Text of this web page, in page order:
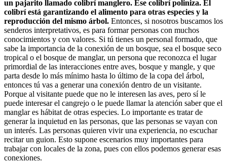
un pajarito llamado colibrí manglero. Ese colibrí poliniza. El
colibrí está garantizando el alimento para otras especies y la
reproducción del mismo árbol. Entonces, si nosotros buscamos los
senderos interpretativos, es para formar personas con muchos
conocimientos y con valores. Si tú tienes un personal formado, que
sabe la importancia de la conexión de un bosque, sea el bosque seco
tropical o el bosque de manglar, un persona que reconozca el lugar
primordial de las interacciones entre aves, bosque y mangle, y que
parta desde lo más mínimo hasta lo último de la copa del árbol,
entonces tú vas a generar una conexión dentro de un visitante.
Porque al visitante puede que no le interesen las aves, pero sí le
puede interesar el cangrejo o le puede llamar la atención saber que el
manglar es hábitat de otras especies. Lo importante es tratar de
generar la inquietud en las personas, que las personas se vayan con
un interés. Las personas quieren vivir una experiencia, no escuchar
recitar un guion. Esto supone escenarios muy importantes para
trabajar con locales de la zona, pues con ellos podemos generar esas
conexiones.